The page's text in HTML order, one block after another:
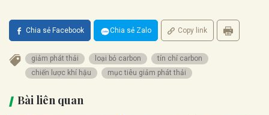
Chia sẻ Facebook Chia sẻ Zalo Copy link
giảm phát thải loại bỏ carbon
tín chỉ carbon
chiến lược khí hậu
mục tiêu giảm phát thải
Bài liên quan